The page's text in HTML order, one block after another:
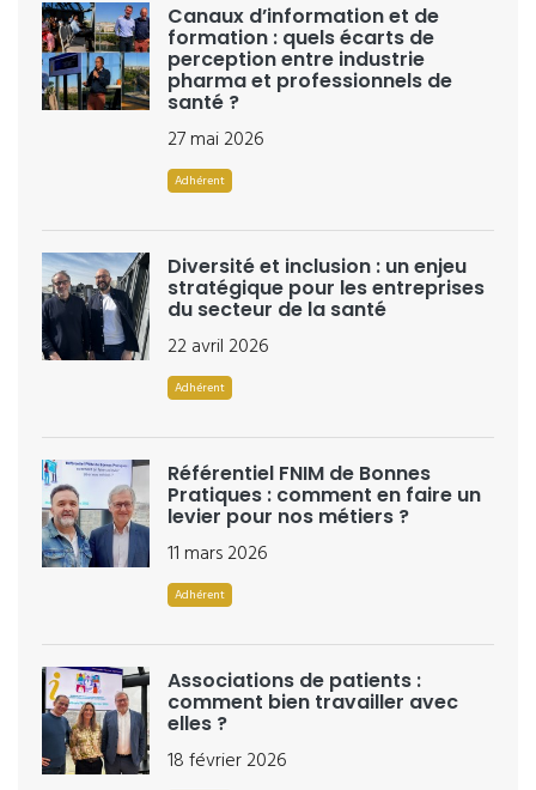
Canaux d’information et de
formation : quels écarts de
perception entre industrie
pharma et professionnels de
santé ?
27 mai 2026
Adhérent
Diversité et inclusion : un enjeu
stratégique pour les entreprises
du secteur de la santé
22 avril 2026
Adhérent
Référentiel FNIM de Bonnes
Pratiques : comment en faire un
levier pour nos métiers ?
11 mars 2026
Adhérent
Associations de patients :
comment bien travailler avec
elles ?
18 février 2026